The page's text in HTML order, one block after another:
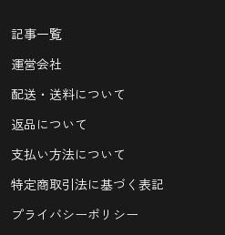
記事一覧
運営会社
配送・送料について
返品について
支払い方法について
特定商取引法に基づく表記
プライバシーポリシー